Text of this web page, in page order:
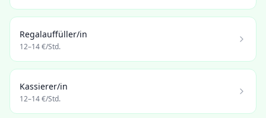
Regalauffüller/in
12–14€/Std.
Kassierer/in
12–14€/Std.